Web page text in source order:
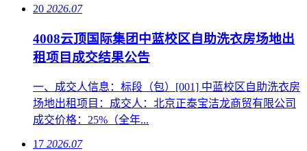
20 2026.07
4008云顶国际集团中蓝校区自助洗衣房场地出
租项目成交结果公告
一、成交人信息：标段（包）[001] 中蓝校区自助洗衣房
场地出租项目：成交人：北京正泰宝洁龙商贸有限公司
成交价格：25%（全年...
17 2026.07